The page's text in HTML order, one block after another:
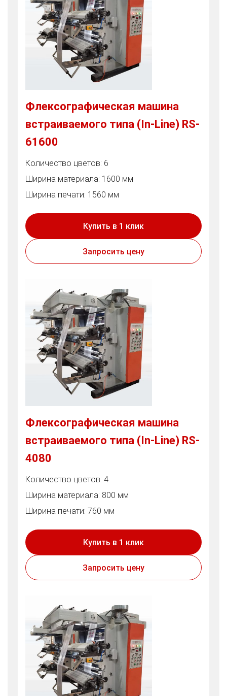
Флексографическая машина
встраиваемого типа (In-Line) RS-
61600
Количество цветов: 6
Ширина материала: 1600 мм
Ширина печати: 1560 мм
Купить в 1 клик
Запросить цену
Флексографическая машина
встраиваемого типа (In-Line) RS-
4080
Количество цветов: 4
Ширина материала: 800 мм
Ширина печати: 760 мм
Купить в 1 клик
Запросить цену